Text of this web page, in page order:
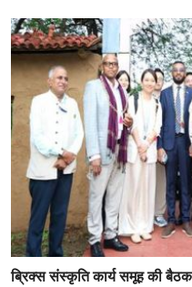
ब्रिक्स संस्कृति कार्य समूह की